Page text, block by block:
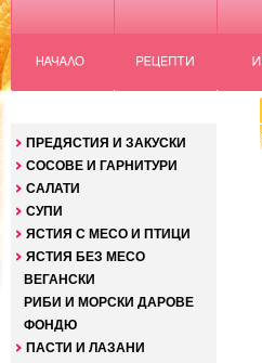
ПРЕДЯСТИЯ И ЗАКУСКИ
СОСОВЕ И ГАРНИТУРИ
САЛАТИ
СУПИ
ЯСТИЯ С МЕСО И ПТИЦИ
ЯСТИЯ БЕЗ МЕСО
ВЕГАНСКИ
РИБИ И МОРСКИ ДАРОВЕ
ФОНДЮ
ПАСТИ И ЛАЗАНИ